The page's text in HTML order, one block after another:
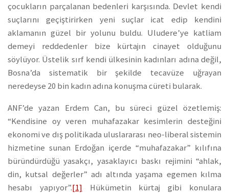
çocukların parçalanan bedenleri karşısında. Devlet kendi
suçlarını geçiştirirken yeni suçlar icat edip kendini
aklamanın güzel bir yolunu buldu. Uludere’ye katliam
demeyi reddedenler bize kürtajın cinayet olduğunu
söylüyor. Üstelik sırf kendi ülkesinin kadınları adına değil,
Bosna’da sistematik bir şekilde tecavüze uğrayan
neredeyse 20 bin kadın adına konuşma cüreti bularak.
ANF’de yazan Erdem Can, bu süreci güzel özetlemiş:
“Kendisine oy veren muhafazakar kesimlerin desteğini
ekonomi ve dış politikada uluslararası neo-liberal sistemin
hizmetine sunan Erdoğan içerde “muhafazakar” kılıfına
büründürdüğü yasakçı, yasaklayıcı baskı rejimini “ahlak,
din, kutsal değerler” adı altında yaşama egemen kılma
hesabı yapıyor”.[1] Hükümetin kürtaj gibi konulara